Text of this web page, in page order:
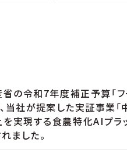
の令和7年度補正予算「フ
当社が提案した実証事業
実現する食農特化AIプラ
ました。